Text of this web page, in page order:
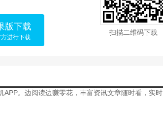
版下载
进行下载
扫描二维码下载
。边阅读边赚零花，丰富资讯文章随时看，实时